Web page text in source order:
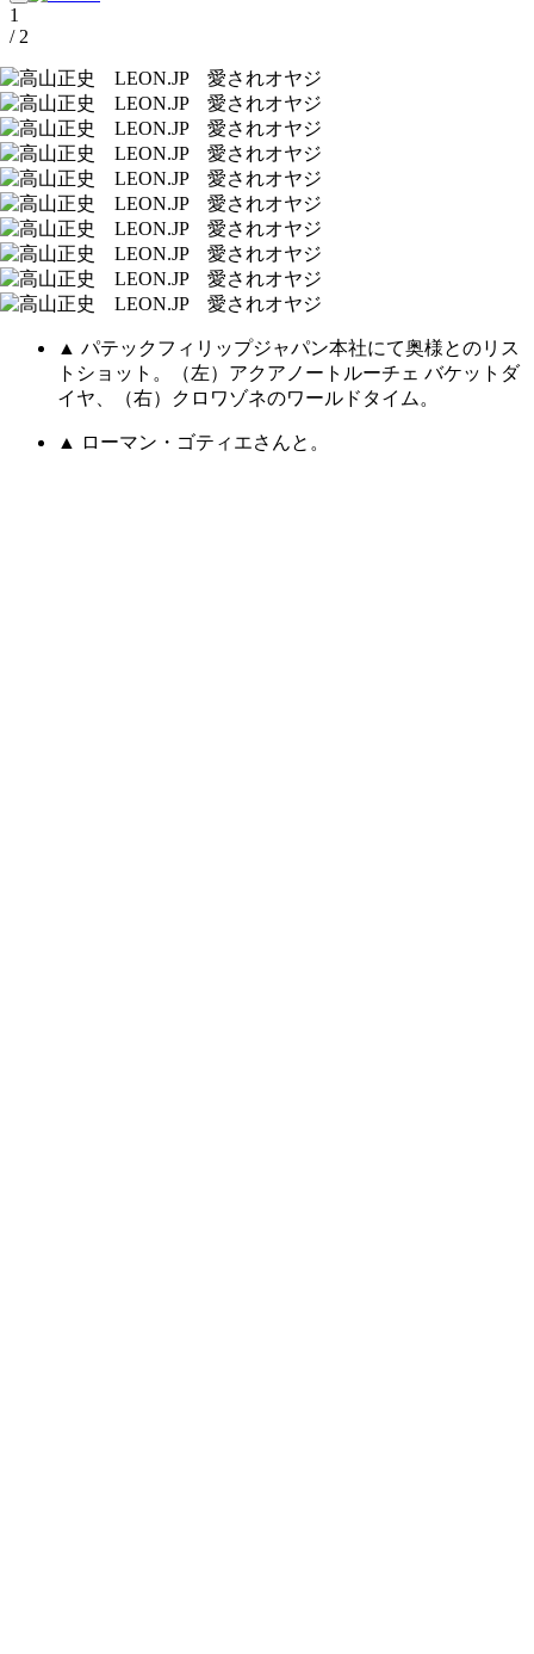
1
/ 2
▲ パテックフィリップジャパン本社にて奥様とのリス
トショット。（左）アクアノートルーチェ バケットダ
イヤ、（右）クロワゾネのワールドタイム。
▲ ローマン・ゴティエさんと。